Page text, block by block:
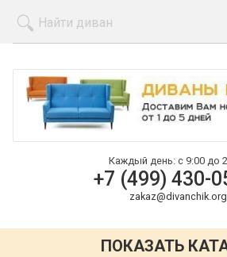
Оплата и
Контакты
Каждый день: с 9:00 до
+7 (499) 430-
zakaz@divanchik.org
ПОКАЗАТЬ